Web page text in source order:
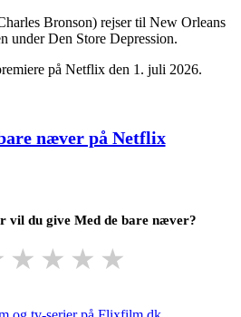
Bronson) rejser til New Orleans
under Den Store Depression.
på Netflix den 1. juli 2026.
næver på Netflix
vil du give Med de bare næver?
★ ★ ★ ★